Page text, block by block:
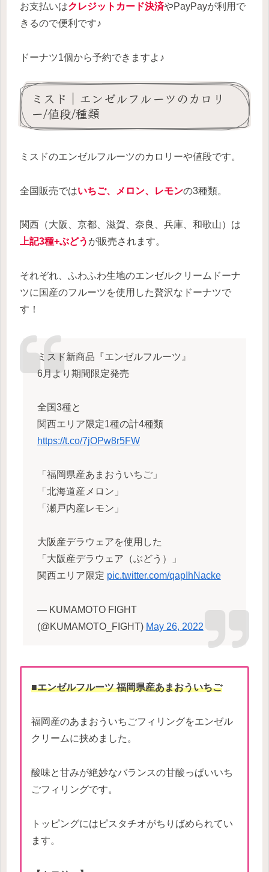
お支払いはクレジットカード決済やPayPayが利用で
きるので便利です♪
ドーナツ1個から予約できますよ♪
ミスド｜エンゼルフルーツのカロリ
ー/値段/種類
ミスドのエンゼルフルーツのカロリーや値段です。
全国販売ではいちご、メロン、レモンの3種類。
関西（大阪、京都、滋賀、奈良、兵庫、和歌山）は
上記3種+ぶどう が販売されます。
それぞれ、ふわふわ生地のエンゼルクリームドーナ
ツに国産のフルーツを使用した贅沢なドーナツで
す！
ミスド新商品『エンゼルフルーツ』
6月より期間限定発売
全国3種と
関西エリア限定1種の計4種類
https://t.co/7jOPw8r5FW
「福岡県産あまおういちご」
「北海道産メロン」
「瀬戸内産レモン」
大阪産デラウェアを使用した
「大阪産デラウェア（ぶどう）」
関西エリア限定 pic.twitter.com/qapIhNacke
— KUMAMOTO FIGHT
(@KUMAMOTO_FIGHT) May 26, 2022
■エンゼルフルーツ 福岡県産あまおういちご
福岡産のあまおういちごフィリングをエンゼル
クリームに挟めました。
酸味と甘みが絶妙なバランスの甘酸っぱいいち
ごフィリングです。
トッピングにはピスタチオがちりばめられてい
ます。